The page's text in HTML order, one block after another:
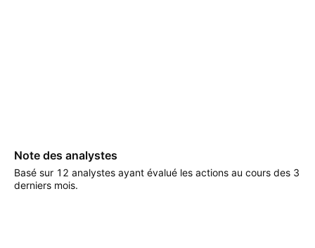
Note des analystes
Basé sur 12 analystes ayant évalué les actions au cours des 3
derniers mois.